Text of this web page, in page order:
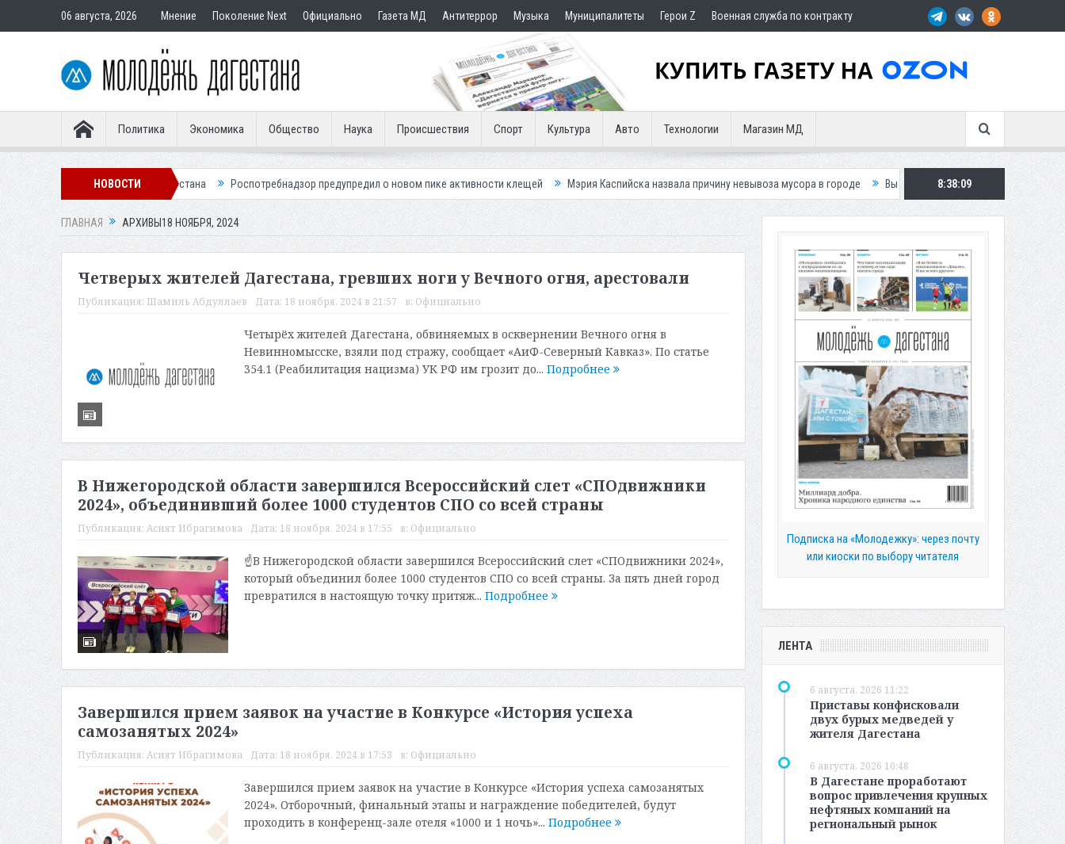
06 августа, 2026 Мнение Поколение Next Официально Газета МД Антитеррор Музыка Муниципалитеты Герои Z Военная служба по контракту
Политика Экономика Общество Наука Происшествия Спорт Культура Авто Технологии Магазин МД
НОВОСТИ
у жителя Дагестана Роспотребнадзор предупредил о новом пике активности клещей Мэрия Каспийска назвала причину невывоза мусора в городе Вынесен приговор по делу о гибели подростка в ДТП
8:38:11
ГЛАВНАЯ АРХИВЫ18 НОЯБРЯ, 2024
Четверых жителей Дагестана, гревших ноги у Вечного огня, арестовали
Публикация: Шамиль Абдуллаев Дата: 18 ноября, 2024 в 21:57 в: Официально
Четырёх жителей Дагестана, обвиняемых в осквернении Вечного огня в
Невинномысске, взяли под стражу, сообщает «АиФ-Северный Кавказ». По статье
354.1 (Реабилитация нацизма) УК РФ им грозит до... Подробнее
В Нижегородской области завершился Всероссийский слет «СПОдвижники
2024», объединивший более 1000 студентов СПО со всей страны
Публикация: Асият Ибрагимова Дата: 18 ноября, 2024 в 17:55 в: Официально
☝️В Нижегородской области завершился Всероссийский слет «СПОдвижники 2024»,
который объединил более 1000 студентов СПО со всей страны. За пять дней город
превратился в настоящую точку притяж... Подробнее
Завершился прием заявок на участие в Конкурсе «История успеха
самозанятых 2024»
Публикация: Асият Ибрагимова Дата: 18 ноября, 2024 в 17:53 в: Официально
Завершился прием заявок на участие в Конкурсе «История успеха самозанятых
2024». Отборочный, финальный этапы и награждение победителей, будут
проходить в конференц-зале отеля «1000 и 1 ночь»... Подробнее
Подписка на «Молодежку»: через почту
или киоски по выбору читателя
ЛЕНТА
6 августа, 2026 11:22
Приставы конфисковали
двух бурых медведей у
жителя Дагестана
6 августа, 2026 10:48
В Дагестане проработают
вопрос привлечения крупных
нефтяных компаний на
региональный рынок